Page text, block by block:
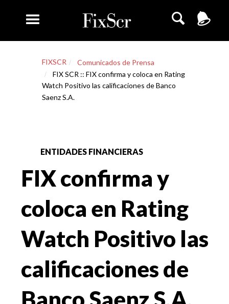
FIXSCR
Comunicados de Prensa
FIX SCR :: FIX confirma y coloca en Rating
Watch Positivo las calificaciones de Banco
Saenz S.A.
ENTIDADES FINANCIERAS
FIX confirma y
coloca en Rating
Watch Positivo las
calificaciones de